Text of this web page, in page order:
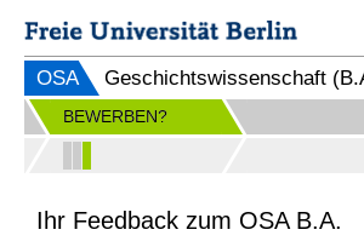
OSA Geschichtswissenschaft
BEWERBEN?
Ihr Feedback zum OSA B.A.